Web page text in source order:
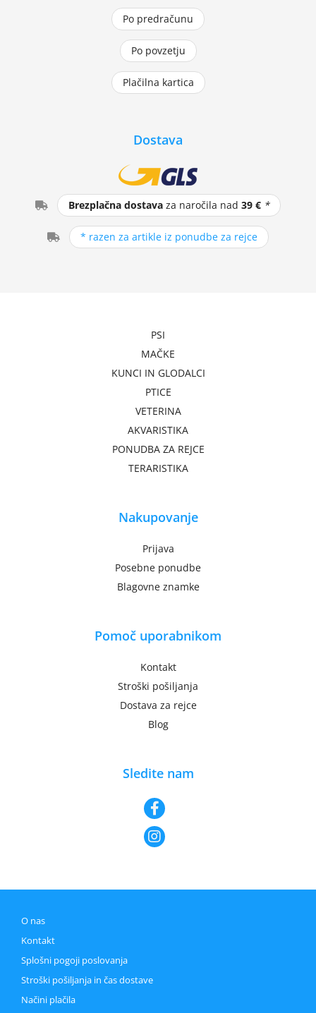
Po predračunu
Po povzetju
Plačilna kartica
Dostava
Brezplačna dostava za naročila nad39 € *
* razen za artikle iz ponudbe za rejce
PSI
MAČKE
KUNCI IN GLODALCI
PTICE
VETERINA
AKVARISTIKA
PONUDBA ZA REJCE
TERARISTIKA
Nakupovanje
Prijava
Posebne ponudbe
Blagovne znamke
Pomoč uporabnikom
Kontakt
Stroški pošiljanja
Dostava za rejce
Blog
Sledite nam
O nas
Kontakt
Splošni pogoji poslovanja
Stroški pošiljanja in čas dostave
Načini plačila